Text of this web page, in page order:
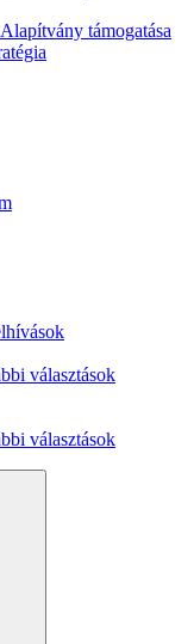
támogatása
választások
választások